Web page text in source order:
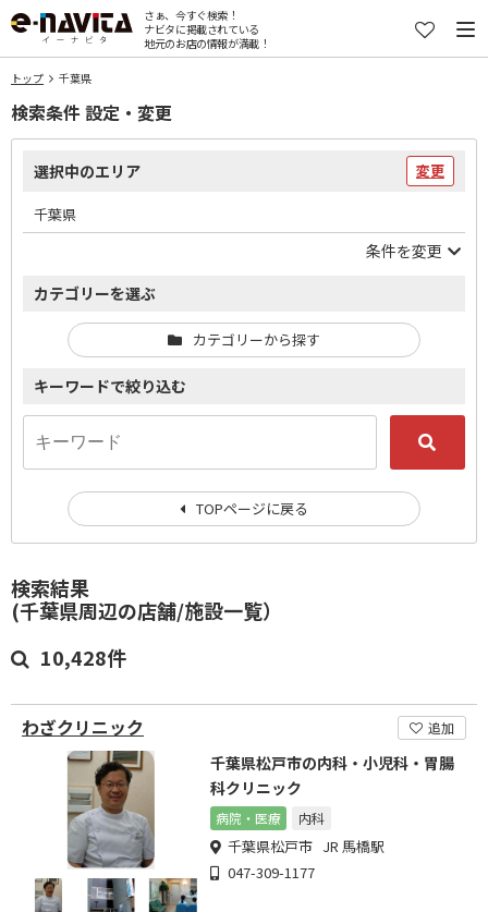
さぁ、今すぐ検索！
ナビタに掲載されている
地元のお店の情報が満載！
トップ 千葉県
検索結果
(千葉県周辺の店舗/施設一覧）
10,428件
わざクリニック 追加
千葉県松戸市の内科・小児科・胃腸
科クリニック
病院・医療 内科
千葉県松戸市 JR 馬橋駅
047-309-1177
検索条件 設定・変更
選択中のエリア 変更
千葉県
条件を変更
カテゴリーを選ぶ
カテゴリーから探す
キーワードで絞り込む
TOPページに戻る